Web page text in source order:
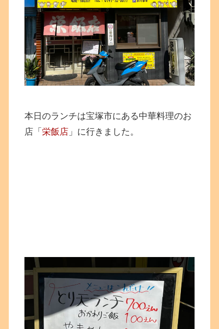
本日のランチは宝塚市にある中華料理のお
店「栄飯店 」に行きました。